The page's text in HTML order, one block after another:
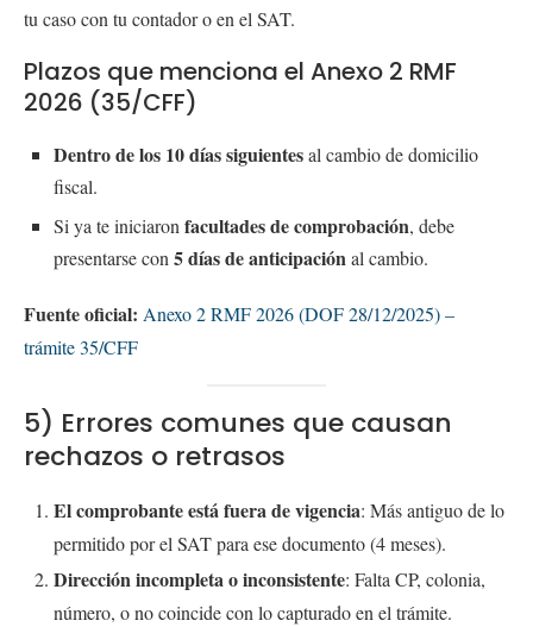
tu caso con tu contador o en el SAT.
Plazos que menciona el Anexo 2 RMF
2026 (35/CFF)
Dentro de los 10 días siguientesal cambio de domicilio
fiscal.
Si ya te iniciaron facultades de comprobación, debe
presentarse con 5 días de anticipaciónal cambio.
Fuente oficial: Anexo 2 RMF 2026 (DOF 28/12/2025) –
trámite 35/CFF
5) Errores comunes que causan
rechazos o retrasos
El comprobante está fuera de vigencia: Más antiguo de lo
permitido por el SAT para ese documento (4 meses).
Dirección incompleta o inconsistente: Falta CP, colonia,
número, o no coincide con lo capturado en el trámite.